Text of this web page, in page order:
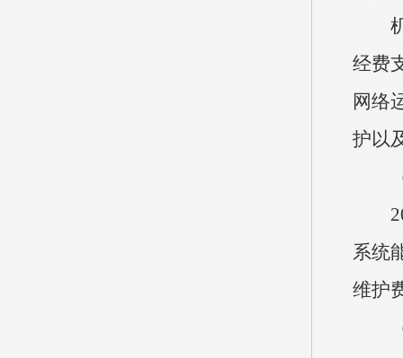
机
经费
网络
护以
（
系统
维护
（